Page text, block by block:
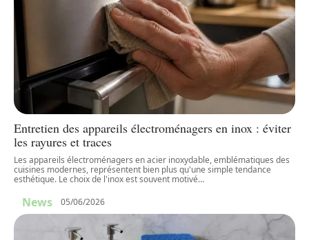
Entretien des appareils électroménagers en inox : éviter
les rayures et traces
Les appareils électroménagers en acier inoxydable, emblématiques des
cuisines modernes, représentent bien plus qu'une simple tendance
esthétique. Le choix de l'inox est souvent motivé…
News 05/06/2026